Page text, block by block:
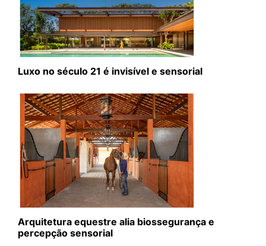
Luxo no século 21 é invisível e sensorial
Arquitetura equestre alia biossegurança e
percepção sensorial